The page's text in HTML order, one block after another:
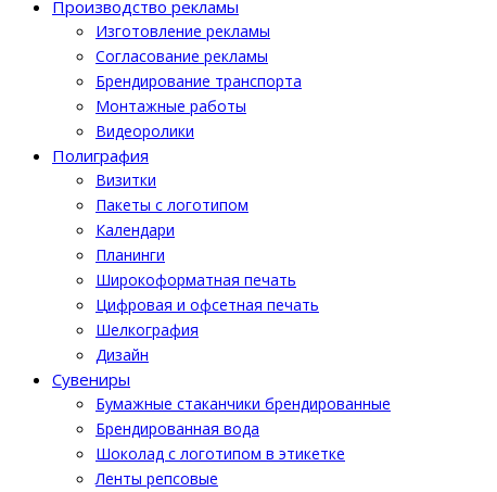
Производство рекламы
Изготовление рекламы
Cогласование рекламы
Брендирование транспорта
Монтажные работы
Видеоролики
Полиграфия
Визитки
Пакеты с логотипом
Календари
Планинги
Широкоформатная печать
Цифровая и офсетная печать
Шелкография
Дизайн
Cувениры
Бумажные стаканчики брендированные
Брендированная вода
Шоколад с логотипом в этикетке
Ленты репсовые